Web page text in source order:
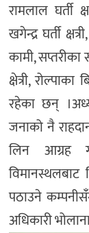
रामलाल घर्ती
खगेन्द्र घर्ती
कामी, सप्तरीका
क्षेत्री,
रहेका छन्
जनाको नै
लिन आग्रह
विमानस्थलबाट
पठाउने
अधिकारी